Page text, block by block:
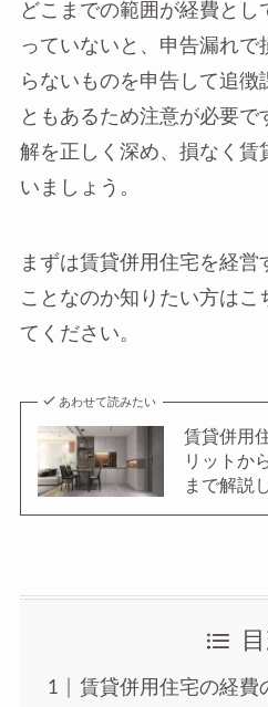
どこまでの範囲が経費とし
っていないと、申告漏れで
らないものを申告して追徴
ともあるため注意が必要で
解を正しく深め、損なく賃
いましょう。
まずは賃貸併用住宅を経
ことなのか知りたい方はこ
てください。
あわせて読みたい
賃貸併用
リットか
まで解説
賃貸併用住宅の経費